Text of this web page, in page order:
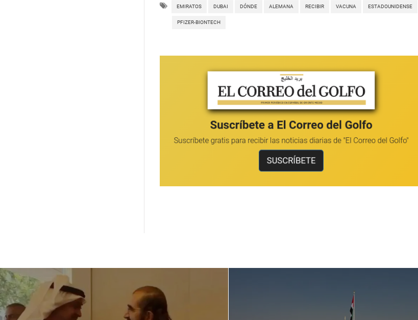
EMIRATOS DUBAI DÓNDE ALEMANA RECIBIR VACUNA ESTADOUNIDENSE
PFIZER-BIONTECH